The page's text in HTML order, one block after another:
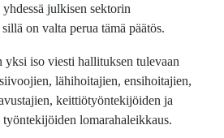
julkisen sektorin
on valta perua tämä päätös.
iso viesti hallituksen tulevaan
lähihoitajien, ensihoitajien,
keittiötyöntekijöiden ja
lomarahaleikkaus.